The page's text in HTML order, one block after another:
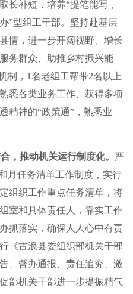
长补短，培养“提笔能写，
”型组工干部。坚持赴基层
情，进一步开阔视野、增长
务群众、助推乡村振兴能
制，1名老组工帮带2名以上
悉各类业务工作、获得多项
精神的“政策通”，熟悉业
，推动机关运行制度化。 严
月任务清单工作制度，实行
组织工作重点任务清单，将
室和具体责任人，靠实工作
抓落实，确保人人心中有责
《古浪县委组织部机关干部
、督办通报、责任追究、激
部机关干部进一步提振精气